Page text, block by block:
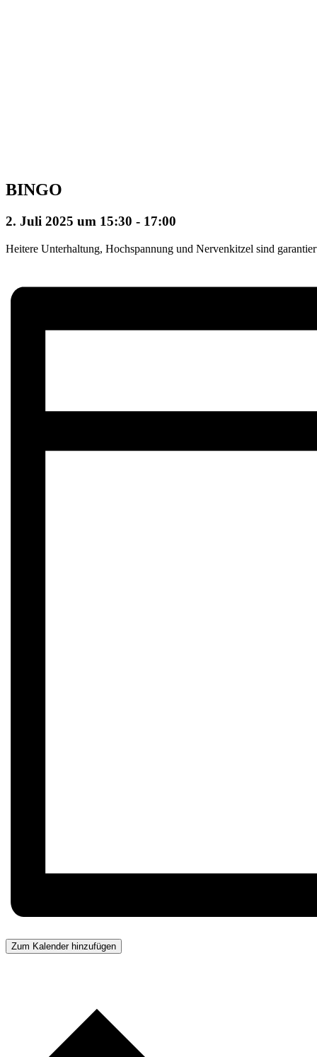
BINGO
2. Juli 2025 um 15:30 - 17:00
Heitere Unterhaltung, Hochspannung und Nervenkitzel sind
Zum Kalender hinzufügen